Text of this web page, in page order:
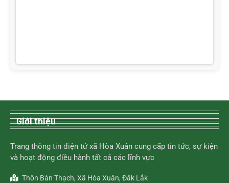
Giới thiệu
Trang thông tin điện tử xã Hòa Xuân cung cấp tin tức, sự kiện
và hoạt động điều hành tất cả các lĩnh vực
Thôn Bàn Thạch, Xã Hòa Xuân, Đắk Lắk